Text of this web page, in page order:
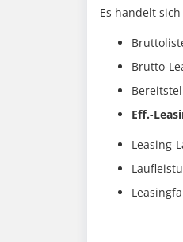
Es handelt
Brutto-
Eff.-
Leasing-